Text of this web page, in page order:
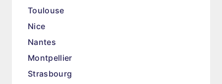
Toulouse
Nice
Nantes
Montpellier
Strasbourg